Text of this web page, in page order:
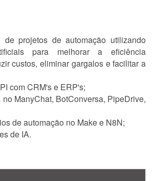
de projetos de automação utilizando
para melhorar a eficiência
custos, eliminar gargalos e facilitar a
com CRM's e ERP's;
ManyChat, BotConversa, PipeDrive,
de automação no Make e N8N;
de IA.